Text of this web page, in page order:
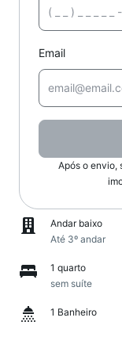
Email
Após o envio,
Andar baixo
Até 3º andar
1 quarto
sem suíte
1 Banheiro